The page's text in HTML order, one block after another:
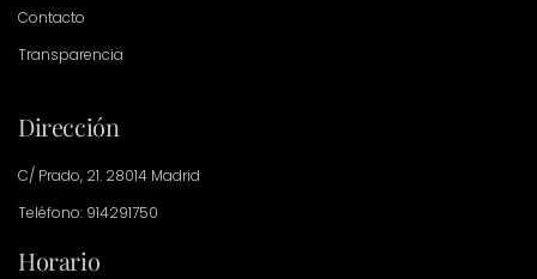
Contacto
Transparencia
Dirección
C/ Prado, 21. 28014 Madrid
Teléfono: 914291750
Horario